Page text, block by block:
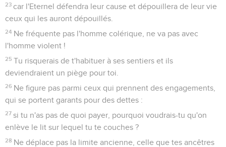
23 car l'Eternel défendra leur cause et dépouillera de leur vie
ceux qui les auront dépouillés.
24 Ne fréquente pas l'homme colérique, ne va pas avec
l'homme violent !
25 Tu risquerais de t'habituer à ses sentiers et ils
deviendraient un piège pour toi.
26 Ne figure pas parmi ceux qui prennent des engagements,
qui se portent garants pour des dettes :
27 si tu n'as pas de quoi payer, pourquoi voudrais-tu qu'on
enlève le lit sur lequel tu te couches ?
28 Ne déplace pas la limite ancienne, celle que tes ancêtres